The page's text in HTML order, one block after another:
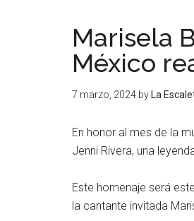
Marisela
México
7 marzo, 2024 by La
En honor al mes de la
Jenni Rivera, una
Este homenaje será
la cantante invitada